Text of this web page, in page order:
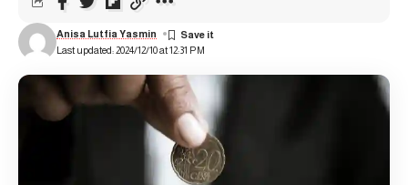
Last updated: 2024/12/10 at 12:31 PM
Anisa Lutfia Yasmin